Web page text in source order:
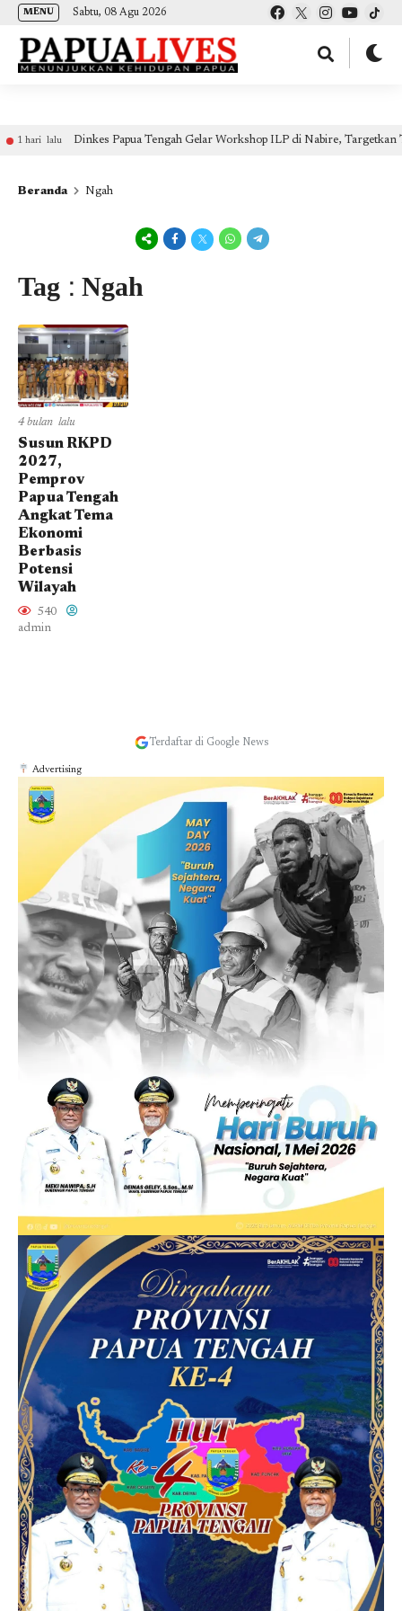
(self.SWG_BASIC = self.SWG_BASIC || []).push( basicSubscriptions => {
basicSubscriptions.init({ type: "NewsArticle", isPartOfType: ["Product"], isPartOfProductId:
MENU Sabtu, 08 Agu 2026
Papua Tengah Gelar Workshop ILP di Nabire, Targetkan Transformasi
Beranda Ngah
Tag : Ngah
4 bulan lalu
Susun RKPD
2027,
Pemprov
Papua Tengah
Angkat Tema
Ekonomi
Berbasis
Potensi
Wilayah
540
admin
Terdaftar di Google News
Advertising